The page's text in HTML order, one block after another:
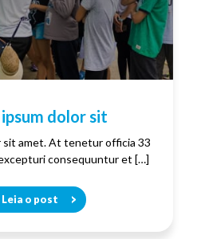
dolor sit
sit amet. At tenetur officia 33
consequuntur et […]
Leia o post